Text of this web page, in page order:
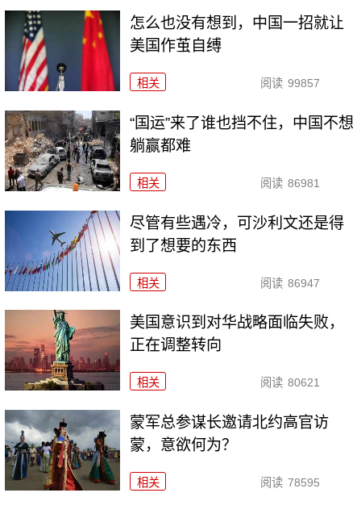
怎么也没有想到，中国一招就让
美国作茧自缚
相关 阅读 99857
“国运”来了谁也挡不住，中国不想
躺赢都难
相关 阅读 86981
尽管有些遇冷，可沙利文还是得
到了想要的东西
相关 阅读 86947
美国意识到对华战略面临失败，
正在调整转向
相关 阅读 80621
​蒙军总参谋长邀请北约高官访
蒙，意欲何为？
相关 阅读 78595